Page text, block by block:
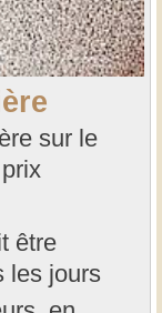
sur le
être
les jours